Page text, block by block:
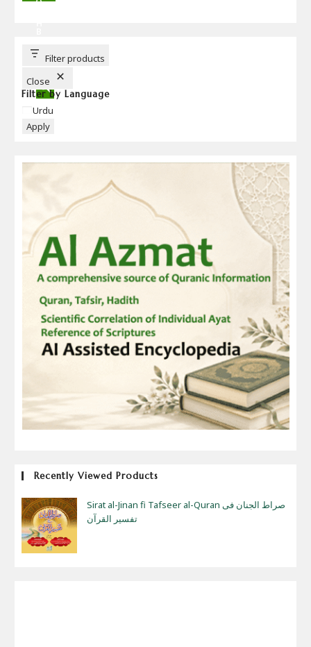
T
T
Filter products
Close
Filter by Language
Language
Urdu
Apply
Recently Viewed Products
Sirat al-Jinan fi Tafseer al-Quran صراط الجنان فی
تفسیر القرآن